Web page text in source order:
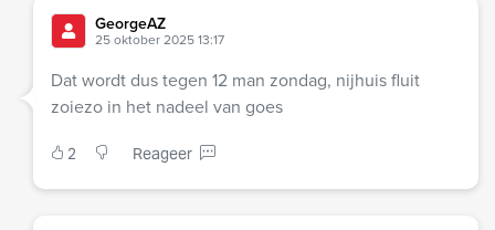
GeorgeAZ
25 oktober 2025 13:17
Dat wordt dus tegen 12 man zondag, nijhuis fluit
zoiezo in het nadeel van goes
2 Reageer